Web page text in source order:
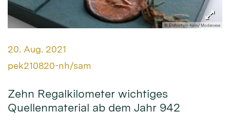
© Erzbistum Köln/ Modanese
Datum:
20. Aug. 2021
Von:
pek210820-nh/sam
Zehn Regalkilometer wichtiges
Quellenmaterial ab dem Jahr 942